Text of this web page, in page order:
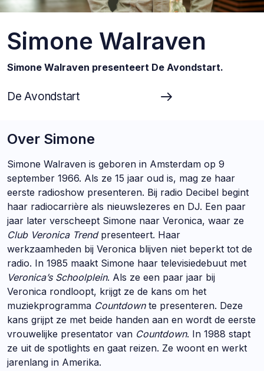
Simone Walraven
Simone Walraven presenteert De Avondstart.
De Avondstart
Over Simone
Simone Walraven is geboren in Amsterdam op 9
september 1966. Als ze 15 jaar oud is, mag ze haar
eerste radioshow presenteren. Bij radio Decibel begint
haar radiocarrière als nieuwslezeres en DJ. Een paar
jaar later verscheept Simone naar Veronica, waar ze
Club Veronica Trendpresenteert. Haar
werkzaamheden bij Veronica blijven niet beperkt tot de
radio. In 1985 maakt Simone haar televisiedebuut met
Veronica’s Schoolplein. Als ze een paar jaar bij
Veronica rondloopt, krijgt ze de kans om het
muziekprogramma Countdownte presenteren. Deze
kans grijpt ze met beide handen aan en wordt de eerste
vrouwelijke presentator van Countdown. In 1988 stapt
ze uit de spotlights en gaat reizen. Ze woont en werkt
jarenlang in Amerika.